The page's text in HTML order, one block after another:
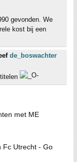
gevonden. We
kost bij een
de_boswachter
met ME
Fc Utrecht - Go